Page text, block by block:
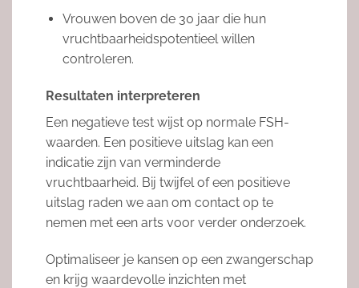
Vrouwen boven de 30 jaar die hun
vruchtbaarheidspotentieel willen
controleren.
Resultaten interpreteren
Een negatieve test wijst op normale FSH-
waarden. Een positieve uitslag kan een
indicatie zijn van verminderde
vruchtbaarheid. Bij twijfel of een positieve
uitslag raden we aan om contact op te
nemen met een arts voor verder onderzoek.
Optimaliseer je kansen op een zwangerschap
en krijg waardevolle inzichten met